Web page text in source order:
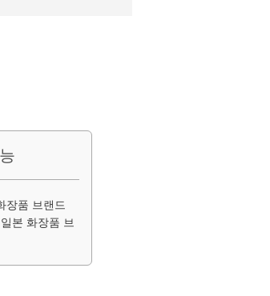
장품 브랜드
본 화장품 브